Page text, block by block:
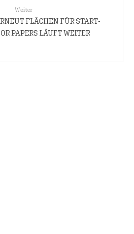
Weiter
FLÄCHEN FÜR START-
PAPERS LÄUFT WEITER